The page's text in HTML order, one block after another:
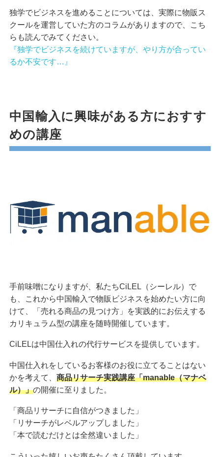
独学でビジネスを進めることについては、実際に物販ス
クールを運営していた方のコラムがありますので、こち
らも読んでみてください。
『独学でビジネスを続けていますが、やり方が合ってい
るか不安です…』
中国輸入に興味がある方におすす
めの講座
手前味噌になりますが、私たちCiLEL（シーレル）で
も、これから中国輸入で物販ビジネスを始めたい方に向
けて、「売れる商品の見つけ方」を実践的にお伝えする
カリキュラム型の講座を随時開催しています。
CiLELは中国仕入れの代行サービスを提供しています。
中国仕入れをしているお客様のお役に立てることはない
かを考えて、 商品リサーチ実践講座「manable（マナベ
ル）」の開催に至りました。
「商品リサーチに自信がつきました」
「リサーチがレベルアップしました」
「本で読むだけとは全然違いました」